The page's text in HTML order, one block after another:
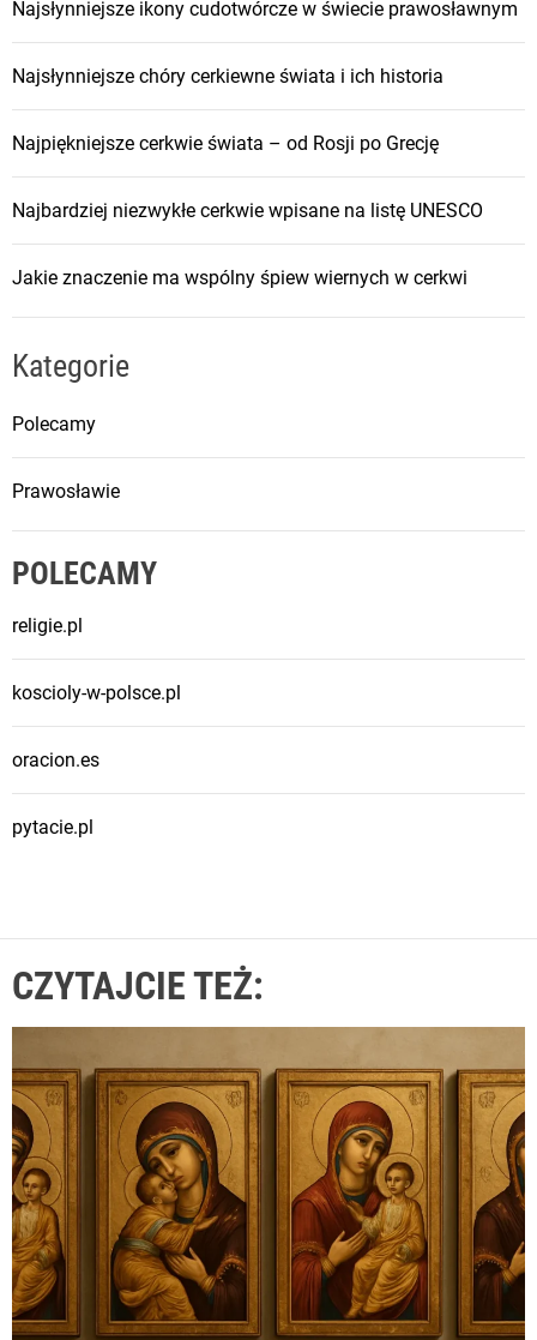
Najsłynniejsze ikony cudotwórcze w świecie prawosławnym
Najsłynniejsze chóry cerkiewne świata i ich historia
Najpiękniejsze cerkwie świata – od Rosji po Grecję
Najbardziej niezwykłe cerkwie wpisane na listę UNESCO
Jakie znaczenie ma wspólny śpiew wiernych w cerkwi
Kategorie
Polecamy
Prawosławie
POLECAMY
religie.pl
koscioly-w-polsce.pl
oracion.es
pytacie.pl
CZYTAJCIE TEŻ: